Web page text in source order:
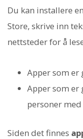
Du kan installere
Store, skrive inn
nettsteder for å
Apper som er
Apper som
personer
Siden det finnes